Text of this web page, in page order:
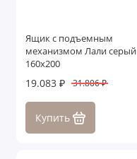
Ящик с подъемным
механизмом Лали серый
160х200
19.083 ₽ 31.806 ₽
Купить